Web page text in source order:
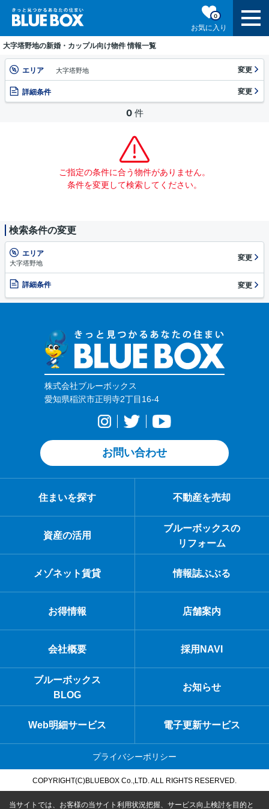
お気に入り
0
大字塔野地の新婚・カップル向け物件 情報一覧
エリア 大字塔野地 変更
詳細条件 変更
0 件
ご指定の条件に合う物件がありません。
条件を変更して検索してください。
検索条件の変更
エリア
大字塔野地
変更
詳細条件 変更
株式会社ブルーボックス
愛知県稲沢市正明寺2丁目16-4
お問い合わせ
住まいを探す 不動産を売却
資産の活用
ブルーボックスの
リフォーム
メゾネット賃貸 情報誌ぶぶる
お得情報 店舗案内
会社概要 採用NAVI
ブルーボックス
BLOG
お知らせ
Web明細サービス 電子更新サービス
プライバシーポリシー
COPYRIGHT(C)BLUEBOX Co.,LTD. ALL RIGHTS RESERVED.
当サイトでは、お客様の当サイト利用状況把握、サービス向上検討を目的と